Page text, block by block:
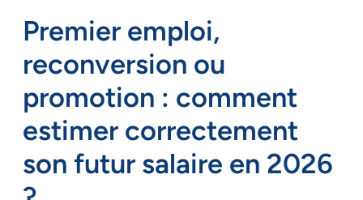
Premier emploi,
reconversion ou
promotion : comment
estimer correctement
son futur salaire en 2026